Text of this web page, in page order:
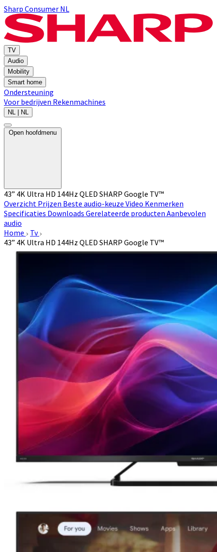
Sharp Consumer NL
TV
Audio
Mobility
Smart home
Ondersteuning
Voor bedrijven Rekenmachines
NL | NL
Open hoofdmenu
43” 4K Ultra HD 144Hz QLED SHARP Google TV™
Overzicht Prijzen Beste audio-keuze Video Kenmerken
Specificaties Downloads Gerelateerde producten Aanbevolen
audio
Home
Tv
43” 4K Ultra HD 144Hz QLED SHARP Google TV™